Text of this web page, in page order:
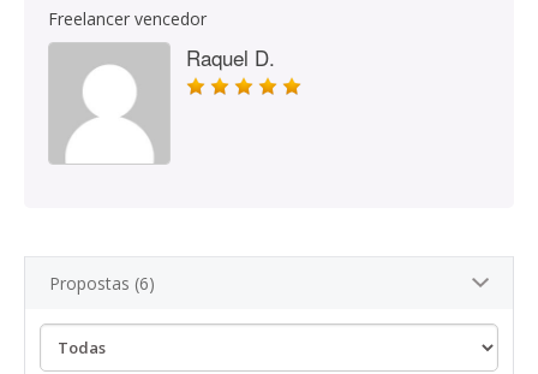
Freelancer vencedor
Raquel D.
Propostas (6)